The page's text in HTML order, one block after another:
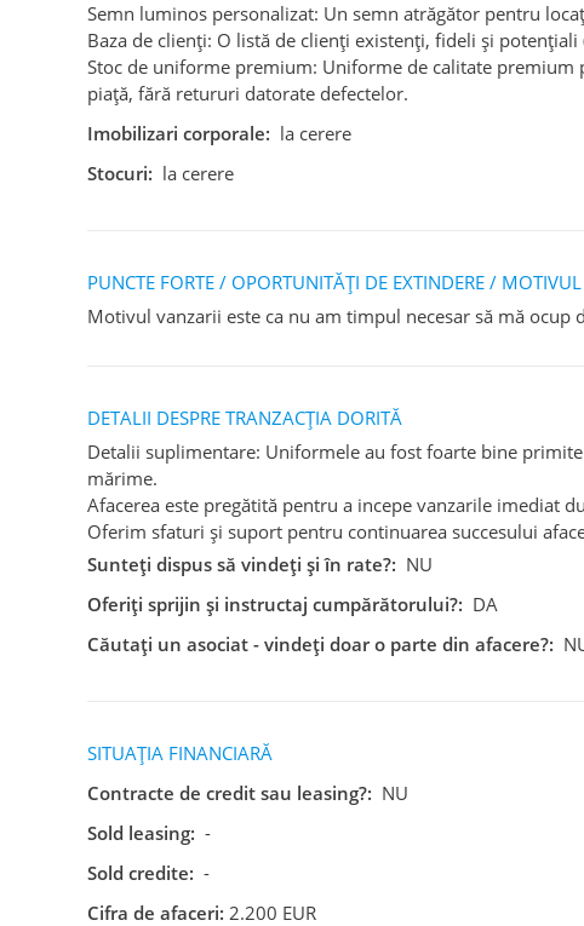
Semn luminos personalizat: Un semn atrăgător pentru
Baza de clienți: O listă de clienți existenți, fideli și
Stoc de uniforme premium: Uniforme de calitate
piață, fără retururi datorate defectelor.
Imobilizari corporale: la cerere
Stocuri: la cerere
PUNCTE FORTE / OPORTUNITĂȚI DE EXTINDERE /
Motivul vanzarii este ca nu am timpul necesar să mă ocup
DETALII DESPRE TRANZACȚIA DORITĂ
Detalii suplimentare: Uniformele au fost foarte bine
mărime.
Afacerea este pregătită pentru a incepe vanzarile imediat
Oferim sfaturi și suport pentru continuarea succesului
Sunteți dispus să vindeți și în rate?: NU
Oferiți sprijin și instructaj cumpărătorului?: DA
Căutați un asociat - vindeți doar o parte din afacere?:
SITUAȚIA FINANCIARĂ
Contracte de credit sau leasing?: NU
Sold leasing: -
Sold credite: -
Cifra de afaceri: 2.200 EUR